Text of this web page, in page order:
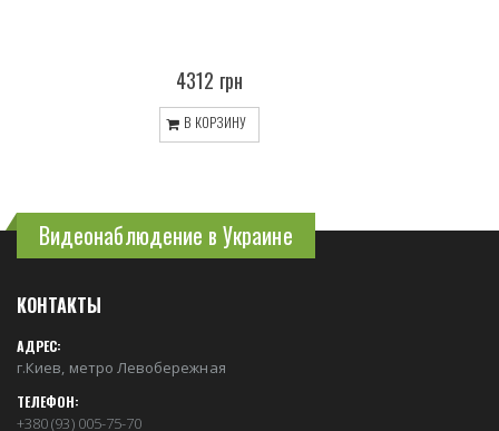
4312 грн
В КОРЗИНУ
Видеонаблюдение в Украине
КОНТАКТЫ
АДРЕС:
г.Киев, метро Левобережная
ТЕЛЕФОН:
+380 (93) 005-75-70